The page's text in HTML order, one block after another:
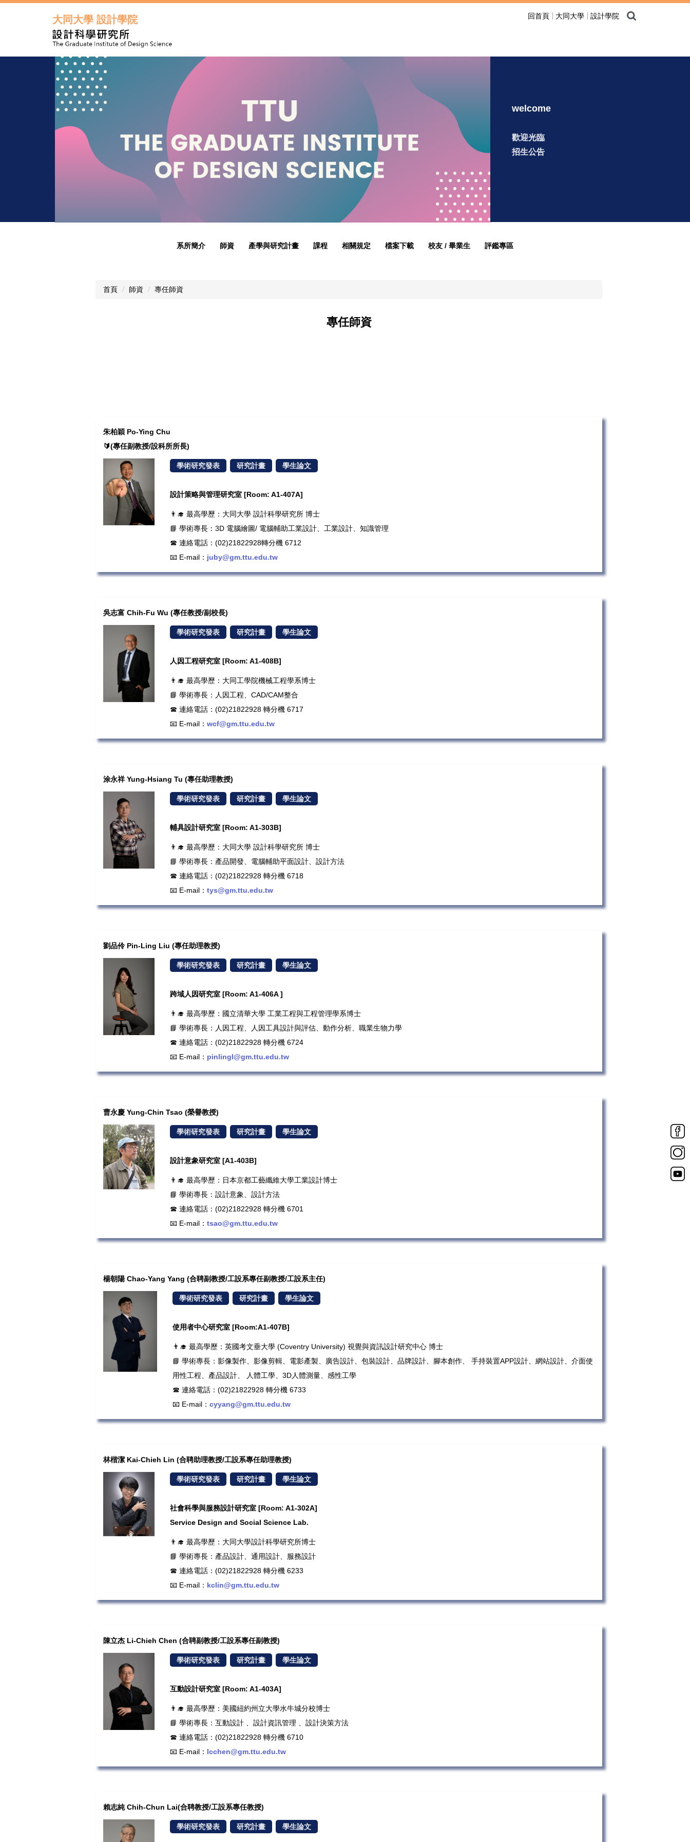
大同大學 設計學院 回首頁 大同大學 設計學院
welcome
歡迎光臨
招生公告
系所簡介 師資 產學與研究計畫 課程 相關規定 檔案下載 校友 / 畢業生 評鑑專區
首頁 師資 專任師資
專任師資
朱柏穎 Po-Ying Chu
🔰(專任副教授/設科所所長)
學術研究發表 研究計畫 學生論文
設計策略與管理研究室 [Room: A1-407A]
👨‍🎓 最高學歷：大同大學 設計科學研究所 博士
📘 學術專長：3D 電腦繪圖/ 電腦輔助工業設計、工業設計、知識管理
☎ 連絡電話：(02)21822928轉分機 6712
📧 E-mail： juby@gm.ttu.edu.tw
吳志富 Chih-Fu Wu (專任教授/副校長)
學術研究發表 研究計畫 學生論文
人因工程研究室 [Room: A1-408B]
👨‍🎓 最高學歷：大同工學院機械工程學系博士
📘 學術專長：人因工程、CAD/CAM整合
☎ 連絡電話：(02)21822928 轉分機 6717
📧 E-mail： wcf@gm.ttu.edu.tw
涂永祥 Yung-Hsiang Tu (專任助理教授)
學術研究發表 研究計畫 學生論文
輔具設計研究室 [Room: A1-303B]
👨‍🎓 最高學歷：大同大學 設計科學研究所 博士
📘 學術專長：產品開發、電腦輔助平面設計、設計方法
☎ 連絡電話：(02)21822928 轉分機 6718
📧 E-mail： tys@gm.ttu.edu.tw
劉品伶 Pin-Ling Liu (專任助理教授)
學術研究發表 研究計畫 學生論文
跨域人因研究室 [Room: A1-406A ]
👨‍🎓 最高學歷：國立清華大學 工業工程與工程管理學系博士
📘 學術專長：人因工程、人因工具設計與評估、動作分析、職業生物力學
☎ 連絡電話：(02)21822928 轉分機 6724
📧 E-mail： pinlingl@gm.ttu.edu.tw
曹永慶 Yung-Chin Tsao (榮譽教授)
學術研究發表 研究計畫 學生論文
設計意象研究室 [A1-403B]
👨‍🎓 最高學歷：日本京都工藝纖維大學工業設計博士
📘 學術專長：設計意象、設計方法
☎ 連絡電話：(02)21822928 轉分機 6701
📧 E-mail： tsao@gm.ttu.edu.tw
楊朝陽 Chao-Yang Yang (合聘副教授/工設系專任副教授/工設系主任)
學術研究發表 研究計畫 學生論文
使用者中心研究室 [Room:A1-407B]
👨‍🎓 最高學歷：英國考文垂大學 (Coventry University) 視覺與資訊設計研究中心 博士
📘 學術專長：影像製作、影像剪輯、電影產製、廣告設計、包裝設計、品牌設計、腳本創作、 手持裝置APP設計、網站設計、介面使
用性工程、產品設計、 人體工學、3D人體測量、感性工學
☎ 連絡電話：(02)21822928 轉分機 6733
📧 E-mail： cyyang@gm.ttu.edu.tw
林楷潔 Kai-Chieh Lin (合聘助理教授/工設系專任助理教授)
學術研究發表 研究計畫 學生論文
社會科學與服務設計研究室 [Room: A1-302A]
Service Design and Social Science Lab.
👨‍🎓 最高學歷：大同大學設計科學研究所博士
📘 學術專長：產品設計、通用設計、服務設計
☎ 連絡電話：(02)21822928 轉分機 6233
📧 E-mail： kclin@gm.ttu.edu.tw
陳立杰 Li-Chieh Chen (合聘副教授/工設系專任副教授)
學術研究發表 研究計畫 學生論文
互動設計研究室 [Room: A1-403A]
👨‍🎓 最高學歷：美國紐約州立大學水牛城分校博士
📘 學術專長：互動設計 、設計資訊管理 、設計決策方法
☎ 連絡電話：(02)21822928 轉分機 6710
📧 E-mail： lcchen@gm.ttu.edu.tw
賴志純 Chih-Chun Lai(合聘教授/工設系專任教授)
學術研究發表 研究計畫 學生論文